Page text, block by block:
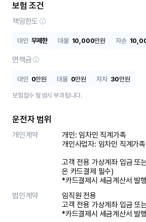
보험 조건
책임한도
대인 무제한 대물 10,000만원 자손
면책금
대인 0만원 대물 0만원 자차 30만원
보험접수 발생시 부과됩니다.
운전자 범위
개인계약
개인: 임차인 직계가족
개인사업자: 임차인 직계가
고객 전용 가상계좌 입금 또
은 카드결제 필수)
*카드결제시 세금계산서 발
법인계약
임직원 전용
고객 전용 가상계좌 입금 또
*카드결제시 세금계산서 발